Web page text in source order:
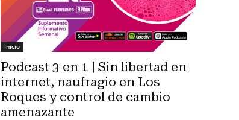
Inicio
Podcast 3 en 1 | Sin libertad en
internet, naufragio en Los
Roques y control de cambio
amenazante